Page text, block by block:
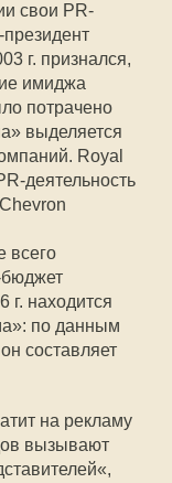
свои PR-
г. признался,
имиджа
потрачено
выделяется
Royal
деятельность
всего
г. находится
по данным
составляет
на рекламу
вызывают
